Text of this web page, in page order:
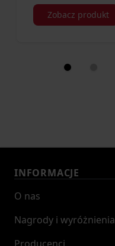
Zobacz produkt
INFORMACJE
O nas
Nagrody i wyróżnienia